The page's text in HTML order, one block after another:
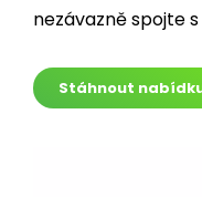
Stáhnout nabídku